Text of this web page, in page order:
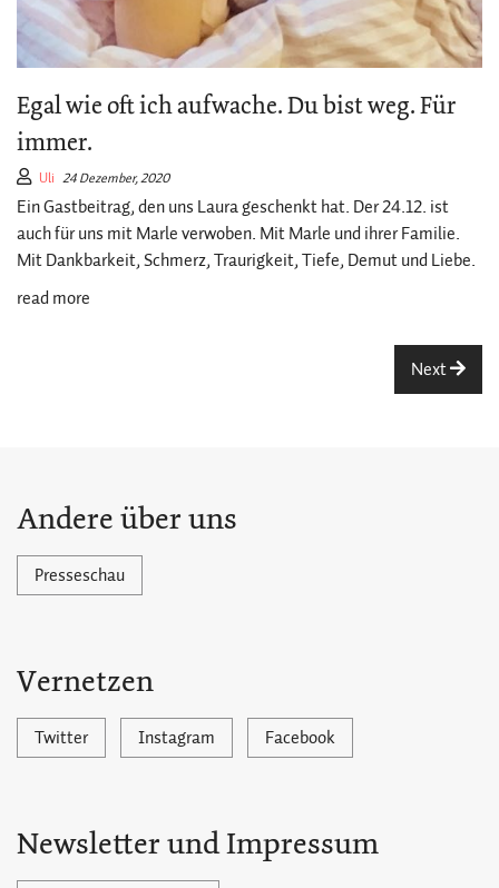
Egal wie oft ich aufwache. Du bist weg. Für
immer.
Uli 24 Dezember, 2020
Ein Gastbeitrag, den uns Laura geschenkt hat. Der 24.12. ist
auch für uns mit Marle verwoben. Mit Marle und ihrer Familie.
Mit Dankbarkeit, Schmerz, Traurigkeit, Tiefe, Demut und Liebe.
read more
Next
Andere über uns
Presseschau
Vernetzen
Twitter Instagram Facebook
Newsletter und Impressum